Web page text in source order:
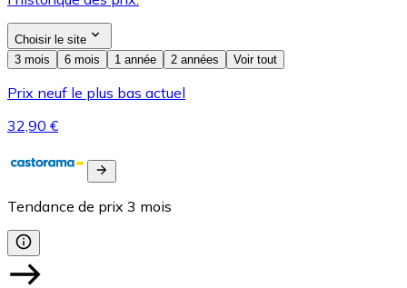
Choisir le site
3 mois
6 mois 1 année 2 années Voir tout
Prix neuf le plus bas actuel
32,90 €
Tendance de prix 3 mois